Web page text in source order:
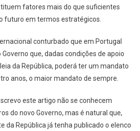
fatores mais do que suficientes
futuro em termos estratégicos.
conturbado que em Portugal
que, dadas condições de apoio
da República, poderá ter um mandato
anos, o maior mandato de sempre.
este artigo não se conhecem
do novo Governo, mas é natural que,
da República já tenha publicado o elenco